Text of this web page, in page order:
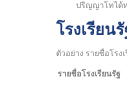
ปริญญาโทได้
โรงเรียน
ตัวอย่าง รายชื่อโรง
รายชื่อโรงเรียนรัฐ